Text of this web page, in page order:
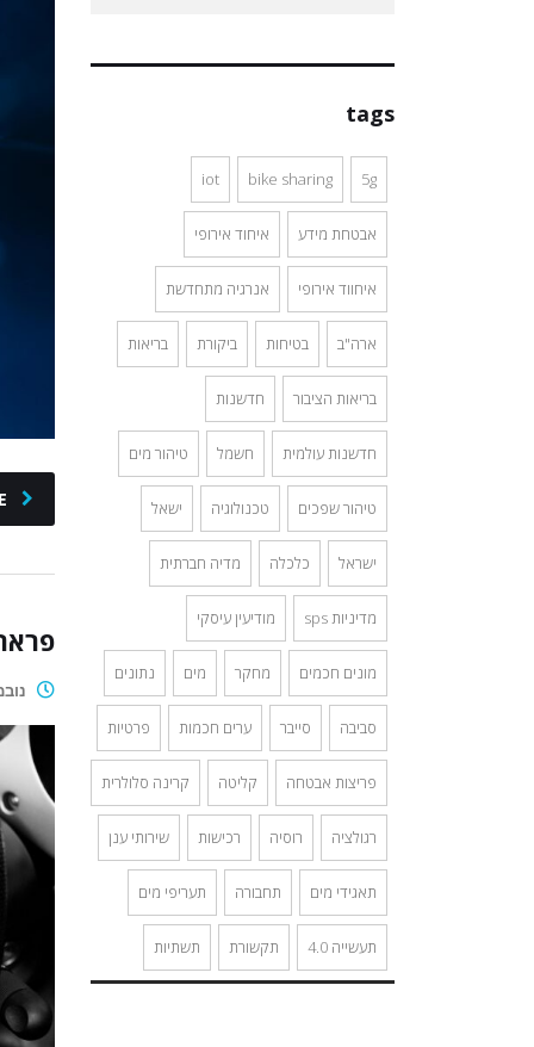
tags
5g
bike sharing
iot
אבטחת מידע איחוד אירופי
איחווד אירופי אנרגיה מתחדשת
ארה"ב בטיחות ביקורת בריאות
בריאות הציבור חדשנות
חדשנות עולמית חשמל טיהור מים
טיהור שפכים טכנולוגיה ישאל
ישראל כלכלה מדיה חברתית
מדיניות sps מודיעין עיסקי
מונים חכמים מחקר מים נתונים
סביבה סייבר ערים חכמות פרטיות
פריצות אבטחה קליטה קרינה סלולרית
רגולציה רוסיה רכישות שירותי ענן
תאגידי מים תחבורה תעריפי מים
תעשייה 4.0 תקשורת תשתיות